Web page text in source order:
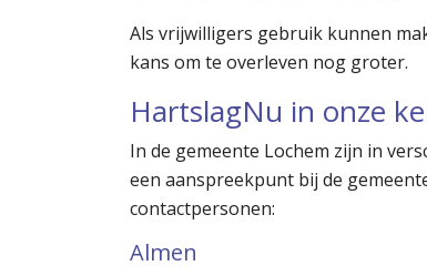
Als vrijwilligers gebruik kunnen
kans om te overleven nog groter.
HartslagNu in onze
In de gemeente Lochem zijn in
een aanspreekpunt bij de
contactpersonen:
Almen